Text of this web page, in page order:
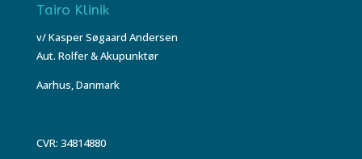
Tairo Klinik
v/ Kasper Søgaard Andersen
Aut. Rolfer & Akupunktør
Aarhus, Danmark
CVR: 34814880